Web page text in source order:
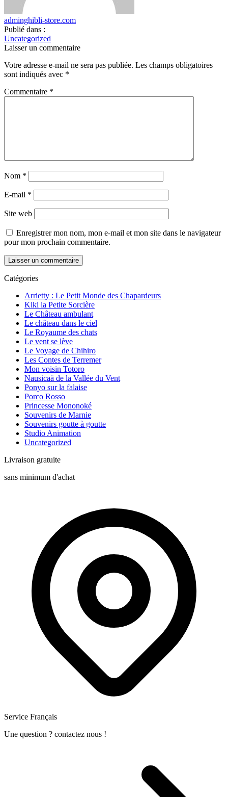
adminghibli-store.com
Publié dans :
Uncategorized
Laisser un commentaire
Votre adresse e-mail ne sera pas publiée. Les champs obligatoires
sont indiqués avec *
Commentaire *
Nom *
E-mail *
Site web
Enregistrer mon nom, mon e-mail et mon site dans le navigateur
pour mon prochain commentaire.
Catégories
Arrietty : Le Petit Monde des Chapardeurs
Kiki la Petite Sorcière
Le Château ambulant
Le château dans le ciel
Le Royaume des chats
Le vent se lève
Le Voyage de Chihiro
Les Contes de Terremer
Mon voisin Totoro
Nausicaä de la Vallée du Vent
Ponyo sur la falaise
Porco Rosso
Princesse Mononoké
Souvenirs de Marnie
Souvenirs goutte à goutte
Studio Animation
Uncategorized
Livraison gratuite
sans minimum d'achat
Service Français
Une question ? contactez nous !